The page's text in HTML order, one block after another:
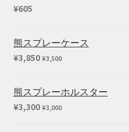
¥605
熊スプレーケース
¥3,850 ¥3,500
熊スプレーホルスター
¥3,300 ¥3,000